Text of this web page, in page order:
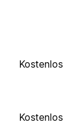
Kostenlos
Kostenlos